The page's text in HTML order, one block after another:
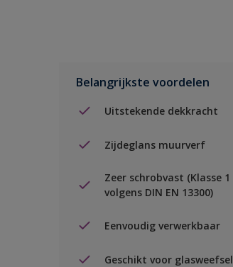
Belangrijkste voordelen
Uitstekende dekkracht
Zijdeglans muurverf
Zeer schrobvast (Klasse 1
volgens DIN EN 13300)
Eenvoudig verwerkbaar
Geschikt voor glasweefsel